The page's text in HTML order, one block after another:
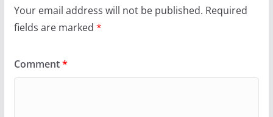
Your email address will not be published. Required
fields are marked *
Comment*